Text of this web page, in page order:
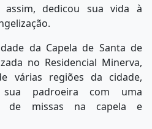
assim, dedicou sua vida à
da Capela de Santa de
no Residencial Minerva,
várias regiões da cidade,
padroeira com uma
de missas na capela e